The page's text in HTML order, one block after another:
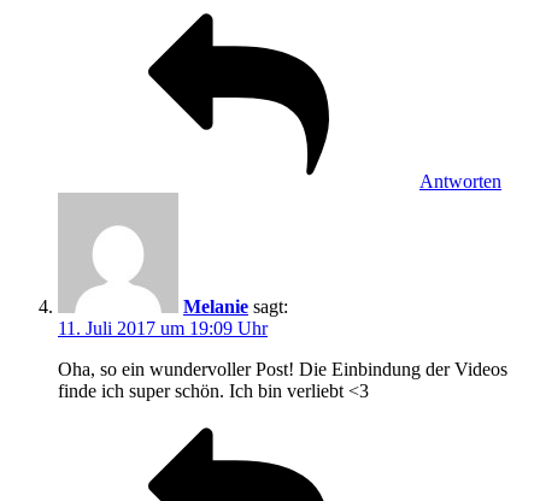
Antworten
Melanie sagt:
11. Juli 2017 um 19:09 Uhr
Oha, so ein wundervoller Post! Die Einbindung der Videos
finde ich super schön. Ich bin verliebt <3